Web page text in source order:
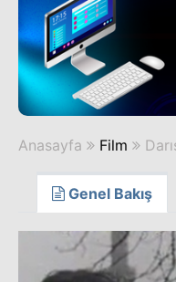
Anasayfa Film
Genel Bakış